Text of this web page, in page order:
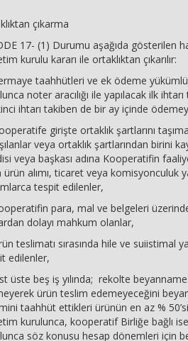
çıkarma
17- (1) Durumu aşağıda gösterilen
kurulu kararı ile ortaklıktan çıkarılır:
taahhütleri ve ek ödeme
noter aracılığı ile yapılacak ilk
ihtarı takiben de bir ay içinde
girişte ortaklık şartlarını
veya ortaklık şartlarından birini
veya başkası adına Kooperatifin
ürün alımı, ticaret veya komisyonculuk
tespit edilenler,
para, mal ve belgeleri
dolayı mahkum olanlar,
teslimatı sırasında hile ve suiistimal
edilenler,
üste beş iş yılında; rekolte
ürün teslim edemeyeceğini
taahhüt ettikleri ürünün en az %
kurulunca, kooperatif Birliğe bağlı
söz konusu hesap dönemleri için